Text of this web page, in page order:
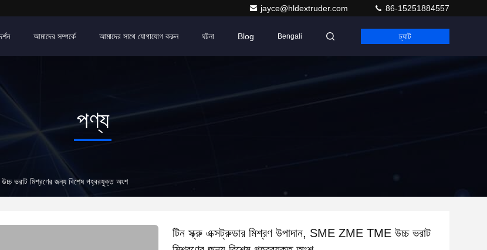
jayce@hldextruder.com 86-15251884557
আমাদের সম্পর্কে আমাদের সাথে যোগাযোগ করুন ঘটনা Blog Bengali চ্যাট
পণ্য
ভরাট মিশ্রণের জন্য বিশেষ গহ্বরযুক্ত অংশ
টিন স্ক্রু এক্সট্রুডার মিশ্রণ উপাদান, SME ZME TME উচ্চ ভরাট